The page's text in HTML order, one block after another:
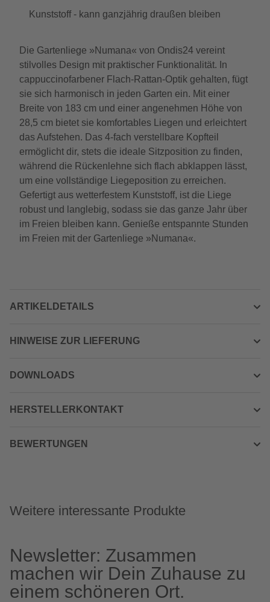
Kunststoff - kann ganzjährig draußen bleiben
Die Gartenliege »Numana« von Ondis24 vereint
stilvolles Design mit praktischer Funktionalität. In
cappuccinofarbener Flach-Rattan-Optik gehalten, fügt
sie sich harmonisch in jeden Garten ein. Mit einer
Breite von 183 cm und einer angenehmen Höhe von
28,5 cm bietet sie komfortables Liegen und erleichtert
das Aufstehen. Das 4-fach verstellbare Kopfteil
ermöglicht dir, stets die ideale Sitzposition zu finden,
während die Rückenlehne sich flach abklappen lässt,
um eine vollständige Liegeposition zu erreichen.
Gefertigt aus wetterfestem Kunststoff, ist die Liege
robust und langlebig, sodass sie das ganze Jahr über
im Freien bleiben kann. Genieße entspannte Stunden
im Freien mit der Gartenliege »Numana«.
ARTIKELDETAILS
HINWEISE ZUR LIEFERUNG
DOWNLOADS
HERSTELLERKONTAKT
BEWERTUNGEN
Weitere interessante Produkte
Newsletter: Zusammen
machen wir Dein Zuhause zu
einem schöneren Ort.